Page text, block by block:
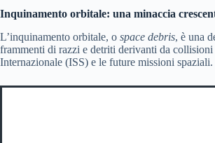
Inquinamento orbitale: una minaccia
L’inquinamento orbitale, o space debris, è una
frammenti di razzi e detriti derivanti da
Internazionale (ISS) e le future missioni